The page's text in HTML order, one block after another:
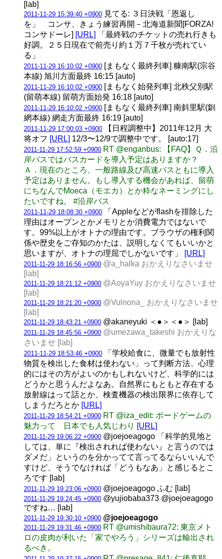
[lab]
2011-11-29 15:39:40 +0900 見てる: ３日決戦「恩返し
を」 コンサ、きょう練習再開－北海道新聞[FORZA!
コンサドーレ] [URL]
「最終戦のチケットの売れ行きも
好調。２５日現在で前売り約１万７千枚が売れてい
る」
2011-11-29 16:10:02 +0900 [まもなく最終列車] 糠南駅(宗谷
本線) 旭川方面最終 16:15 [auto]
2011-11-29 16:10:02 +0900 [まもなく始発列車] 北秩父別駅
(留萌本線) 留萌方面始発 16:18 [auto]
2011-11-29 16:10:02 +0900 [まもなく最終列車] 南斜里駅(釧
網本線) 網走方面最終 16:19 [auto]
2011-11-29 17:00:03 +0900 【日程調整中】2011年12月 大
将オフ [URL] 12/3〜12/9で調整中です。 [auto:17]
2011-11-29 17:52:59 +0900 RT @enganbus: 【FAQ】Ｑ．沿
岸バスではバスカードを導入予定はありますか？
Ａ．現在のところ、一般路線及び高速バスともに導入
予定はありません。もし導入する機会があれば、留萌
にちなんでMoeca（モエカ）とか粋なネーミングにし
たいですね。 #沿岸バス
2011-11-29 18:08:30 +0900 「Appleなどがflashを排除した
理由はオープンとかメモリとか消費電力ではないで
す。99%以上がオトナの理由です。ブラウザの権利関
係や歴史をご存知のかたは、説明しなくてもいいかと
思いますが、オトナの理屈でしかないです」
[URL]
2011-11-29 18:16:56 +0900 @a_halka おかえりなさいませ
[lab]
2011-11-29 18:21:12 +0900 @AoyaYuy おかえりなさいませ
[lab]
2011-11-29 18:21:20 +0900 @Vulnona_ おかえりなさいませ
[lab]
2011-11-29 18:43:21 +0900 @akaneyuki ＜●＞＜●＞ [lab]
2011-11-29 18:45:56 +0900 @umezawa_takeshi おかえりな
さいませ [lab]
2011-11-29 18:53:46 +0900 「学校給食に、微量でも放射性
物質を検出した食材は使わない」って判断方法、心理
的にはその方がよいのかもしれないけど、科学的には
どうかと思うんだよなあ。自然界にもともと存在する
放射線はって話とか、検査機器の検出限界に依存して
しまうだろとか [URL]
2011-11-29 18:54:21 +0900 RT @iza_edit: ボードゲームの
魅力って 日本でも人気じわり [URL]
2011-11-29 19:06:22 +0900 @joejoeagogo 「科学的見地と
しては、単に『検出されれば使わない』と言うのでは
ダメだ」というのを分かってて言ってるならいいんで
すけど、そうでなければ「どうもなあ」と感じるとこ
ろです [lab]
2011-11-29 19:23:06 +0900 @joejoeagogo ふむ [lab]
2011-11-29 19:24:45 +0900 @yujiobaba373 @joejoeagogo
ですね… [lab]
2011-11-29 19:30:10 +0900 @joejoeagogo
2011-11-29 19:31:46 +0900 RT @umishibaura72: 東京メト
ロの皮肉が利いた「家でやろう」シリーズは輸出され
るべき。